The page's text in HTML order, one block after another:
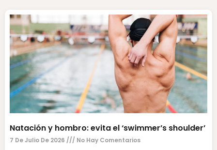
Natación y hombro: evita el ‘swimmer’s shoulder’
7 De Julio De 2026 No Hay Comentarios